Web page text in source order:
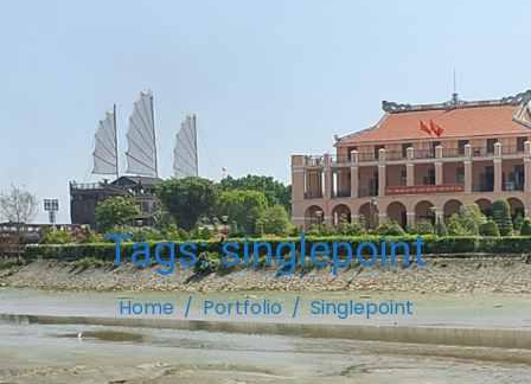
Tags:singlepoint
Home Portfolio Singlepoint